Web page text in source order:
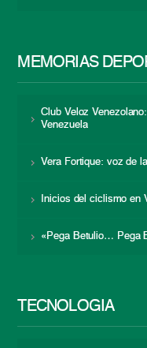
MEMORIAS
Club Veloz
Venezuela
Vera Fortique: voz de
Inicios del ciclismo en
«Pega Betulio… Pega
TECNOLOGÍA